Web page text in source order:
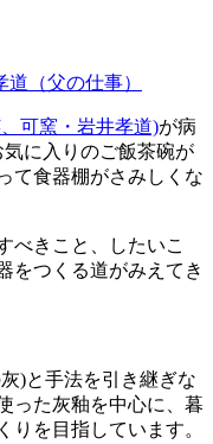
（父の仕事）
可窯・岩井孝道)が病
に入りのご飯茶碗が
て食器棚がさみしくな
べきこと、したいこ
をつくる道がみえてき
)と手法を引き継ぎな
った灰釉を中心に、暮
りを目指しています。